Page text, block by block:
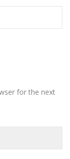
for the next